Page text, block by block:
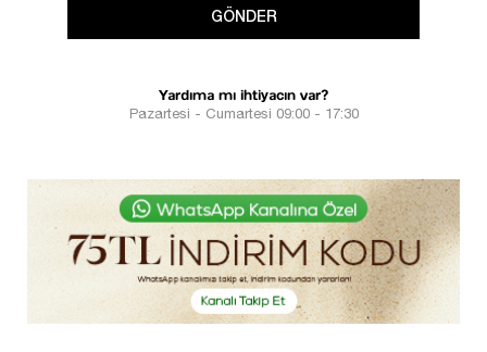
GÖNDER
Yardıma mı ihtiyacın var?
Pazartesi - Cumartesi 09:00 - 17:30